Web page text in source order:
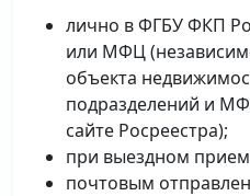
лично в ФГБУ ФКП
или МФЦ
объекта
подразделений и
сайте Росреестра);
при выездном
почтовым